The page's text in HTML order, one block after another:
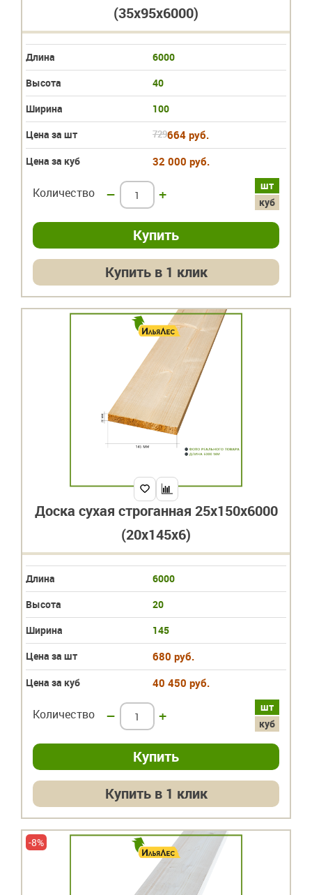
(35х95х6000)
Длина
6000
Высота
40
Ширина
100
Цена за шт
729664 руб.
Цена за куб 32 000 руб.
шт
куб
Количество – +
Купить в 1 клик
Доска сухая строганная 25х150х6000
(20х145х6)
Длина
6000
Высота
20
Ширина
145
Цена за шт
680 руб.
Цена за куб 40 450 руб.
шт
куб
Количество – +
Купить в 1 клик
-8%